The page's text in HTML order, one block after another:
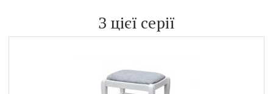
З цієї серії